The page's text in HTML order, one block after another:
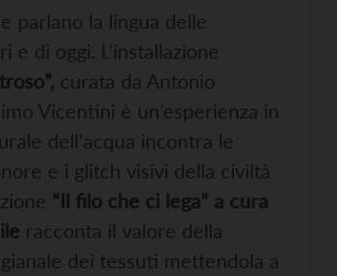
parlano la lingua delle
e di oggi. L’installazione
curata da Antonio
Vicentini è un’esperienza in
dell’acqua incontra le
e i glitch visivi della civiltà
“Il filo che ci lega” a cura
racconta il valore della
dei tessuti mettendola a